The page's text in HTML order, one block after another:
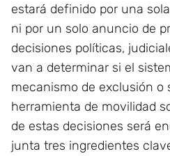
estará definido por una
ni por un solo anuncio de
decisiones políticas,
van a determinar si el
mecanismo de exclusión o
herramienta de movilidad
de estas decisiones será
junta tres ingredientes